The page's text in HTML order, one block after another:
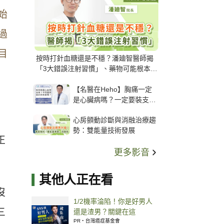
按時打針血糖還是不穩？潘廸智醫師揭
「3大錯誤注射習慣」、藥物可能根本沒
【名醫在Heho】胸痛一定
是心臟病嗎？一定要裝支
解析支架種類、風險與選擇
關鍵
心房顫動診斷與消融治療趨
勢：雙能量技術發展
更多影音
其他人正在看
1/2機率淪陷！你是好男人
還是渣男？關鍵在這
PR・台灣癌症基金會